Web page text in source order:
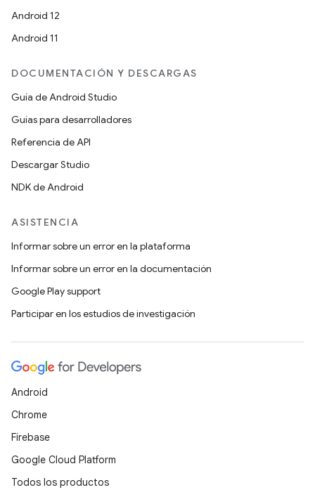
Android 12
Android 11
DOCUMENTACIÓN Y DESCARGAS
Guía de Android Studio
Guías para desarrolladores
Referencia de API
Descargar Studio
NDK de Android
ASISTENCIA
Informar sobre un error en la plataforma
Informar sobre un error en la documentación
Google Play support
Participar en los estudios de investigación
Android
Chrome
Firebase
Google Cloud Platform
Todos los productos